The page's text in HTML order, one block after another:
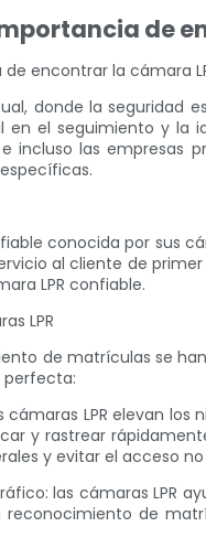
de
encontrar la cámara
donde la seguridad
en el seguimiento y la
incluso las empresas
conocida por sus
al cliente de
LPR confiable.
LPR
de matrículas se
perfecta:
cámaras LPR elevan
y rastrear
y evitar el acceso
las cámaras LPR
de